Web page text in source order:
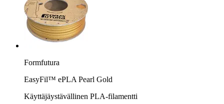
Formfutura
EasyFil™ ePLA Pearl Gold
Käyttäjäystävällinen PLA-filamentti